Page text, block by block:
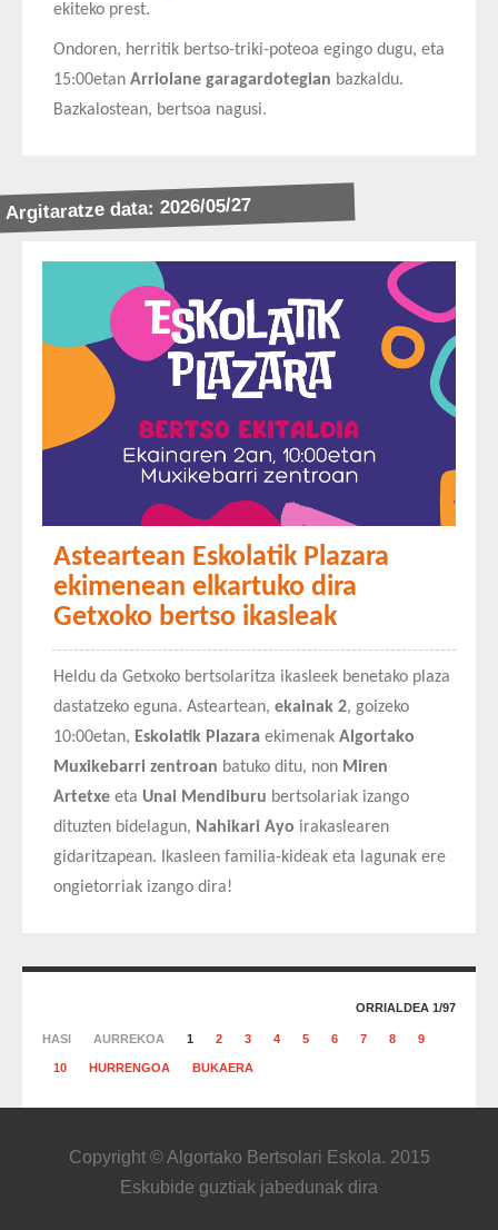
ekiteko prest.
Ondoren, herritik bertso-triki-poteoa egingo dugu, eta
15:00etan Arriolane garagardotegian bazkaldu.
Bazkalostean, bertsoa nagusi.
Argitaratze data: 2026/05/27
Asteartean Eskolatik Plazara
ekimenean elkartuko dira
Getxoko bertso ikasleak
Heldu da Getxoko bertsolaritza ikasleek benetako plaza
dastatzeko eguna. Asteartean, ekainak 2, goizeko
10:00etan, Eskolatik Plazara ekimenak Algortako
Muxikebarri zentroan batuko ditu, non Miren
Artetxe eta Unai Mendiburu bertsolariak izango
dituzten bidelagun, Nahikari Ayo irakaslearen
gidaritzapean. Ikasleen familia-kideak eta lagunak ere
ongietorriak izango dira!
ORRIALDEA 1/97
HASI AURREKOA 1 2 3 4 5 6 7 8 9
10 HURRENGOA BUKAERA
Copyright © Algortako Bertsolari Eskola. 2015
Eskubide guztiak jabedunak dira